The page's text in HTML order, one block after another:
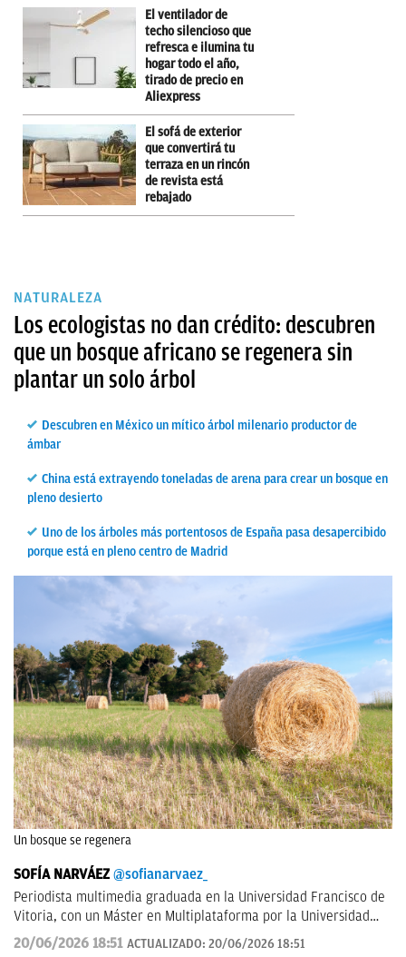
El ventilador de
techo silencioso que
refresca e ilumina tu
hogar todo el año,
tirado de precio en
Aliexpress
El sofá de exterior
que convertirá tu
terraza en un rincón
de revista está
rebajado
NATURALEZA
Los ecologistas no dan crédito: descubren
que un bosque africano se regenera sin
plantar un solo árbol
Descubren en México un mítico árbol milenario productor de
ámbar
China está extrayendo toneladas de arena para crear un bosque en
pleno desierto
Uno de los árboles más portentosos de España pasa desapercibido
porque está en pleno centro de Madrid
Un bosque se regenera
SOFÍA NARVÁEZ @sofianarvaez_
Periodista multimedia graduada en la Universidad Francisco de
Vitoria, con un Máster en Multiplataforma por la Universidad
Loyola. Editora en Lisa News con experiencia en CNN y ABC.
20/06/2026 18:51 ACTUALIZADO: 20/06/2026 18:51